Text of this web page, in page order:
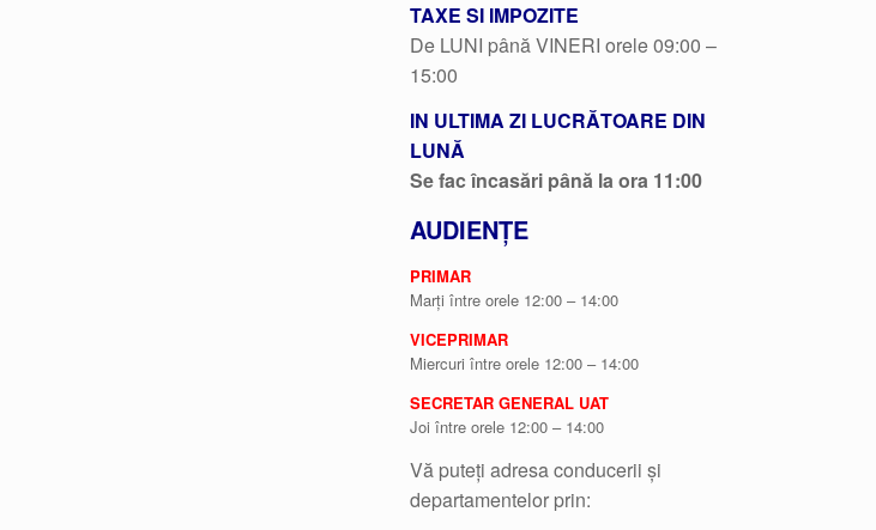
TAXE SI IMPOZITE
De LUNI până VINERI orele 09:00 –
15:00
IN ULTIMA ZI LUCRĂTOARE DIN
LUNĂ
Se fac încasări până la ora 11:00
AUDIENȚE
PRIMAR
Marți între orele 12:00 – 14:00
VICEPRIMAR
Miercuri între orele 12:00 – 14:00
SECRETAR GENERAL UAT
Joi între orele 12:00 – 14:00
Vă puteți adresa conducerii și
departamentelor prin: